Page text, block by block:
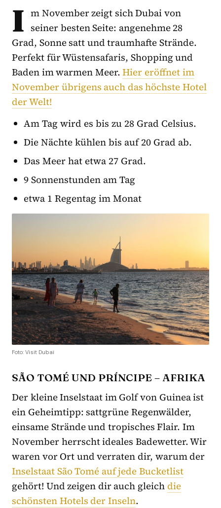
I m November zeigt sich Dubai von
seiner besten Seite: angenehme 28
Grad, Sonne satt und traumhafte Strände.
Perfekt für Wüstensafaris, Shopping und
Baden im warmen Meer.Hier eröffnet im
November übrigens auch das höchste Hotel
der Welt!
Am Tag wird es bis zu 28 Grad Celsius.
Die Nächte kühlen bis auf 20 Grad ab.
Das Meer hat etwa 27 Grad.
9 Sonnenstunden am Tag
etwa 1 Regentag im Monat
Foto: Visit Dubai
SÃO TOMÉ UND PRÍNCIPE – AFRIKA
Der kleine Inselstaat im Golf von Guinea ist
ein Geheimtipp: sattgrüne Regenwälder,
einsame Strände und tropisches Flair. Im
November herrscht ideales Badewetter. Wir
waren vor Ort und verraten dir, warum der
Inselstaat São Tomé auf jede Bucketlist
gehört! Und zeigen dir auch gleich die
schönsten Hotels der Inseln.